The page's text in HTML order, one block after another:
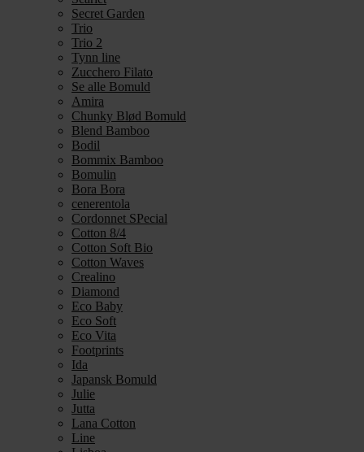
Secret Garden
Trio
Trio 2
Tynn line
Zucchero Filato
Se alle Bomuld
Amira
Chunky Blød Bomuld
Blend Bamboo
Bodil
Bommix Bamboo
Bomulin
Bora Bora
cenerentola
Cordonnet SPecial
Cotton 8/4
Cotton Soft Bio
Cotton Waves
Crealino
Diamond
Eco Baby
Eco Soft
Eco Vita
Footprints
Ida
Japansk Bomuld
Julie
Jutta
Lana Cotton
Line